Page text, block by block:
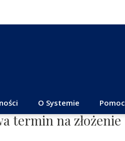
O Systemie Pomoc
termin na złożenie